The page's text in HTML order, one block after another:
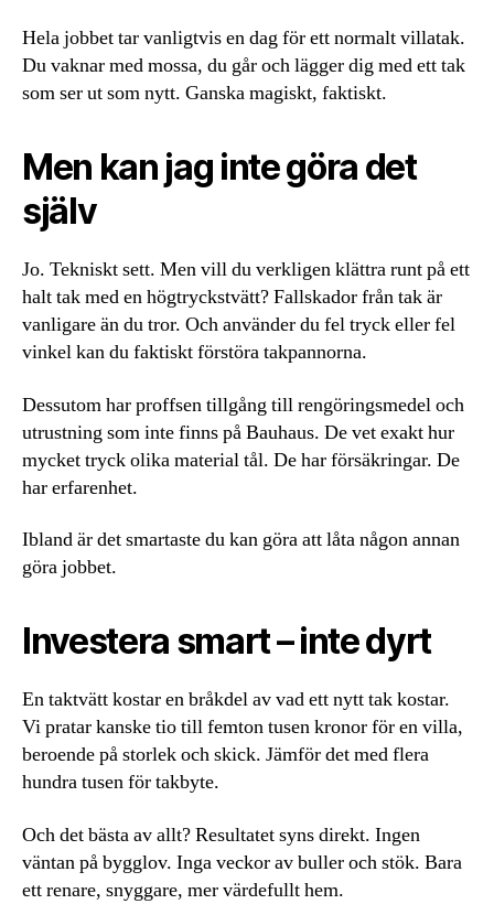
Hela jobbet tar vanligtvis en dag för ett normalt villatak.
Du vaknar med mossa, du går och lägger dig med ett tak
som ser ut som nytt. Ganska magiskt, faktiskt.
Men kan jag inte göra det
själv
Jo. Tekniskt sett. Men vill du verkligen klättra runt på ett
halt tak med en högtryckstvätt? Fallskador från tak är
vanligare än du tror. Och använder du fel tryck eller fel
vinkel kan du faktiskt förstöra takpannorna.
Dessutom har proffsen tillgång till rengöringsmedel och
utrustning som inte finns på Bauhaus. De vet exakt hur
mycket tryck olika material tål. De har försäkringar. De
har erfarenhet.
Ibland är det smartaste du kan göra att låta någon annan
göra jobbet.
Investera smart – inte dyrt
En taktvätt kostar en bråkdel av vad ett nytt tak kostar.
Vi pratar kanske tio till femton tusen kronor för en villa,
beroende på storlek och skick. Jämför det med flera
hundra tusen för takbyte.
Och det bästa av allt? Resultatet syns direkt. Ingen
väntan på bygglov. Inga veckor av buller och stök. Bara
ett renare, snyggare, mer värdefullt hem.